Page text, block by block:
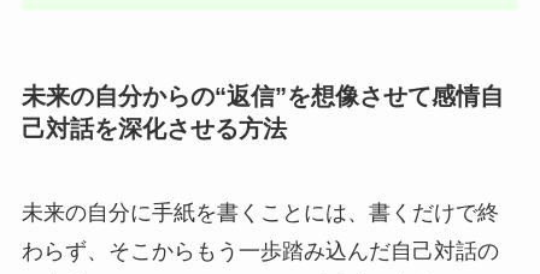
未来の自分からの“返信”を想像させて感情自
己対話を深化させる方法
未来の自分に手紙を書くことには、書くだけで終
わらず、そこからもう一歩踏み込んだ自己対話の